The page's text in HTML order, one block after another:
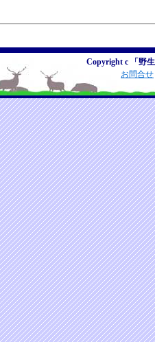
Copyright c 「野
お問合せ